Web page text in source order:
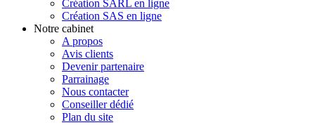
Création SARL en ligne
Création SAS en ligne
Notre cabinet
A propos
Avis clients
Devenir partenaire
Parrainage
Nous contacter
Conseiller dédié
Plan du site